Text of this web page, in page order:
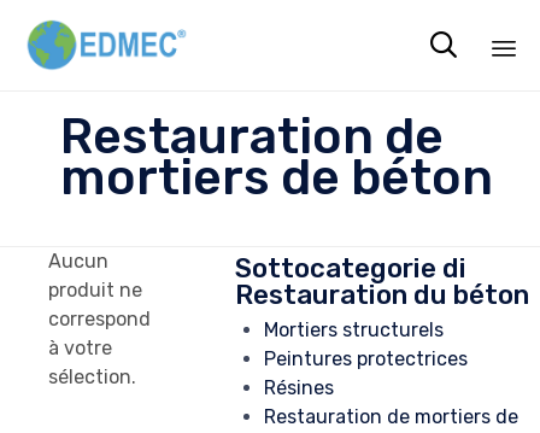

Restauration de
mortiers de béton
Sottocategorie di
Restauration du béton
Mortiers structurels
Peintures protectrices
Résines
Restauration de mortiers de
Aucun
produit ne
correspond
à votre
sélection.